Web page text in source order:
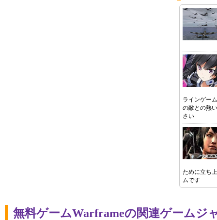
ラインゲー
の敵との熱
さい
ために立ち
ムです
無料ゲームWarframeの関連ゲームジ